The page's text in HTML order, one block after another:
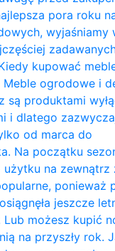
pora roku
wyjaśniamy
kupować
ogrodowe i
są produktami
i dlatego
od marca do
Na początku
​​użytku na zewnątrz
ponieważ
jeszcze
Lub możesz kupić
na przyszły rok.